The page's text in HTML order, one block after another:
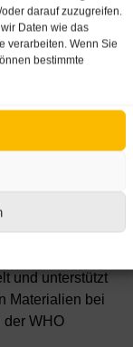
darauf zuzugreifen.
Daten wie das
verarbeiten. Wenn Sie
bestimmte
wie
Konflikten
für den
und unterstützt
Materialien bei
der WHO